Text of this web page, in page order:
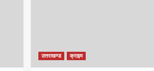
उत्तराखण्ड क्राइम